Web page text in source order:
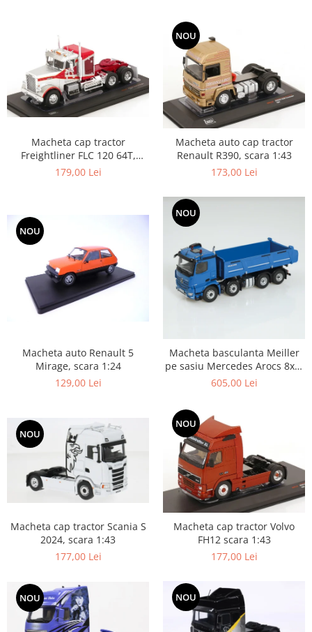
Macheta cap tractor
Freightliner FLC 120 64T,
scara 1:43
179,00 Lei
NOU
Macheta auto cap tractor
Renault R390, scara 1:43
173,00 Lei
NOU
Macheta auto Renault 5
Mirage, scara 1:24
129,00 Lei
NOU
Macheta basculanta Meiller
pe sasiu Mercedes Arocs 8x4,
scara 1:50
605,00 Lei
NOU
Macheta cap tractor Scania S
2024, scara 1:43
177,00 Lei
NOU
Macheta cap tractor Volvo
FH12 scara 1:43
177,00 Lei
NOU NOU